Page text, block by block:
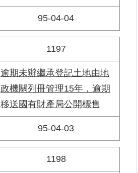
95-04-04
1197
逾期未辦繼承登記土地由地
政機關列冊管理15年，逾期
移送國有財產局公開標售
95-04-03
1198